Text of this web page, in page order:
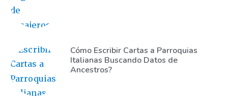
Cómo Escribir Cartas a Parroquias
Italianas Buscando Datos de
Ancestros?